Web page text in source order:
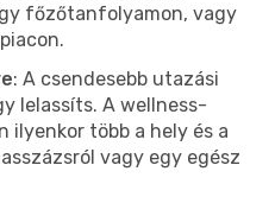
főzőtanfolyamon, vagy
: A csendesebb utazási
lelassíts. A wellness-
ilyenkor több a hely és a
vagy egy egész